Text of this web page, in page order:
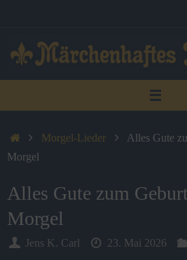
springen
StartMorgel-Lieder
Alles Gute
Morgel
Alles Gute zum
Morgel
Jens K. Carl 23. Mai 2026